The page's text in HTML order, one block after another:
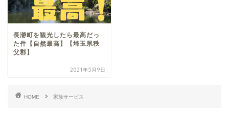
長瀞町を観光したら最高だっ
た件【自然最高】【埼玉県秩
父郡】
2021年5月9日
HOME 家族サービス